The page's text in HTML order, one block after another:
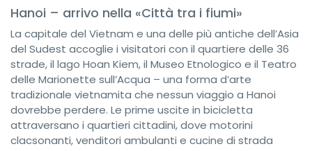
Hanoi – arrivo nella «Città tra i fiumi»
La capitale del Vietnam e una delle più antiche dell’Asia
del Sudest accoglie i visitatori con il quartiere delle 36
strade, il lago Hoan Kiem, il Museo Etnologico e il Teatro
delle Marionette sull’Acqua – una forma d’arte
tradizionale vietnamita che nessun viaggio a Hanoi
dovrebbe perdere. Le prime uscite in bicicletta
attraversano i quartieri cittadini, dove motorini
clacsonanti, venditori ambulanti e cucine di strada